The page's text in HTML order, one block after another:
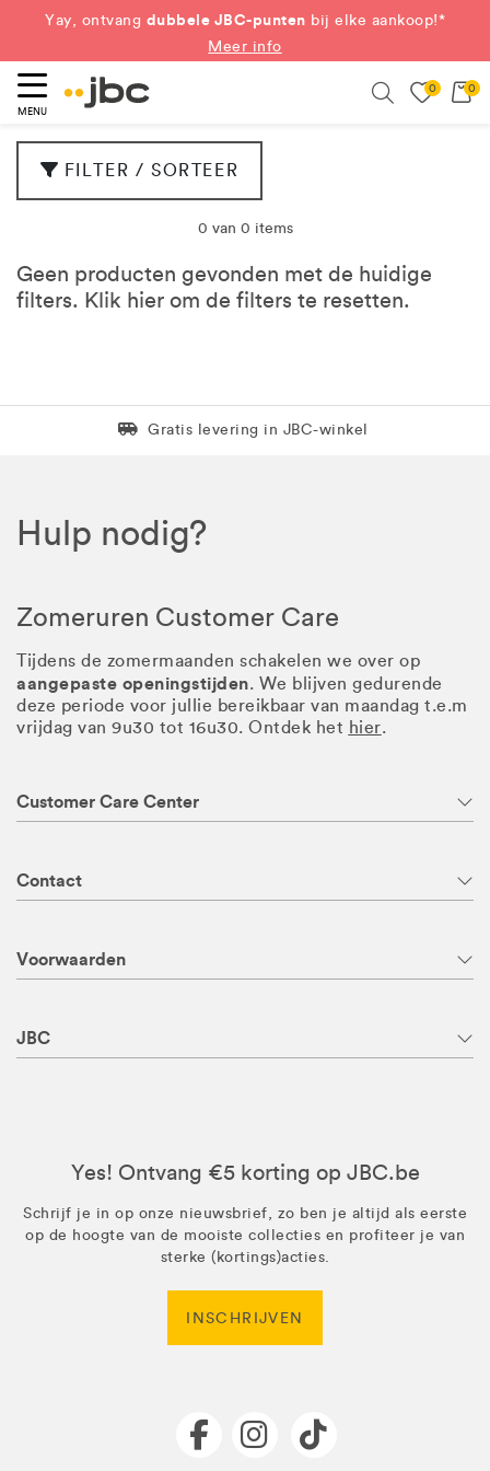
Yay, ontvang dubbele JBC-punten bij elke aankoop!*
Meer info
MENU
0 0
FILTER / SORTEER
0 van 0 items
Geen producten gevonden met de huidige
filters. Klik hier om de filters te resetten.
Levering in 1 pakket
Gratis levering in JBC-winkel
Hulp nodig?
Zomeruren Customer Care
Tijdens de zomermaanden schakelen we over op
aangepaste openingstijden. We blijven gedurende
deze periode voor jullie bereikbaar van maandag t.e.m
vrijdag van 9u30 tot 16u30. Ontdek het hier.
Customer Care Center
Contact
Voorwaarden
JBC
Yes! Ontvang €5 korting op JBC.be
Schrijf je in op onze nieuwsbrief, zo ben je altijd als eerste
op de hoogte van de mooiste collecties en profiteer je van
sterke (kortings)acties.
INSCHRIJVEN